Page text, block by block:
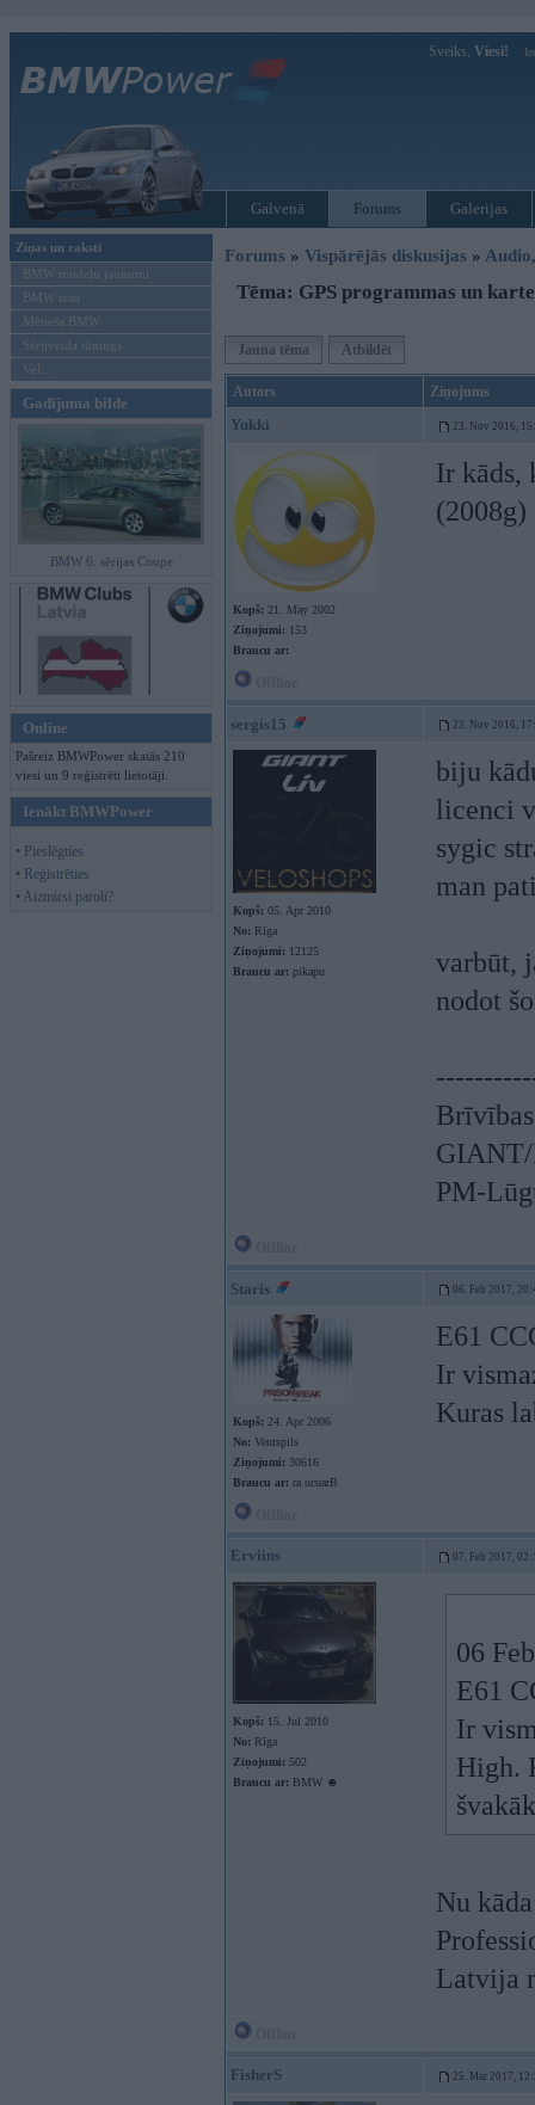
Sveiks, Viesi!
Galvenā Forums Galerijas
Ziņas un raksti
BMW modeļu jaunumi
BMW testi
Mēneša BMW
Sērijveida tūnings
Vel...
Gadījuma bilde
BMW 6. sērijas Coupe
Online
Pašreiz BMWPower skatās 210
viesi un 9 reģistrēti lietotāji.
Ienākt BMWPower
• Pieslēgties
• Reģistrēties
• Aizmirsi paroli?
Forums » Vispārējās diskusijas »
Tēma: GPS programmas un
Jauna tēma Atbildēt
Autors Ziņojums
Yukki 23. Nov 2016,
Kopš: 21. May 2002
Ziņojumi: 153
Braucu ar:
Ir kāds,
(2008g)
sergis15 23. Nov 2016,
Kopš: 05. Apr 2010
No: Rīga
Ziņojumi: 12125
Braucu ar: pikapu
biju
licenci
sygic
man
varbūt,
nodot
GIANT/
PM-
Staris 06. Feb 2017,
Kopš: 24. Apr 2006
No: Ventspils
Ziņojumi: 30616
Braucu ar: ra ucuarB
E61
Ir
Kuras
Erviins 07. Feb 2017,
Kopš: 15. Jul 2010
No: Rīga
Ziņojumi: 502
Braucu ar: BMW ☻
06
E61
Ir
High.
Nu
Latvija
FisherS 25. Mar 2017,